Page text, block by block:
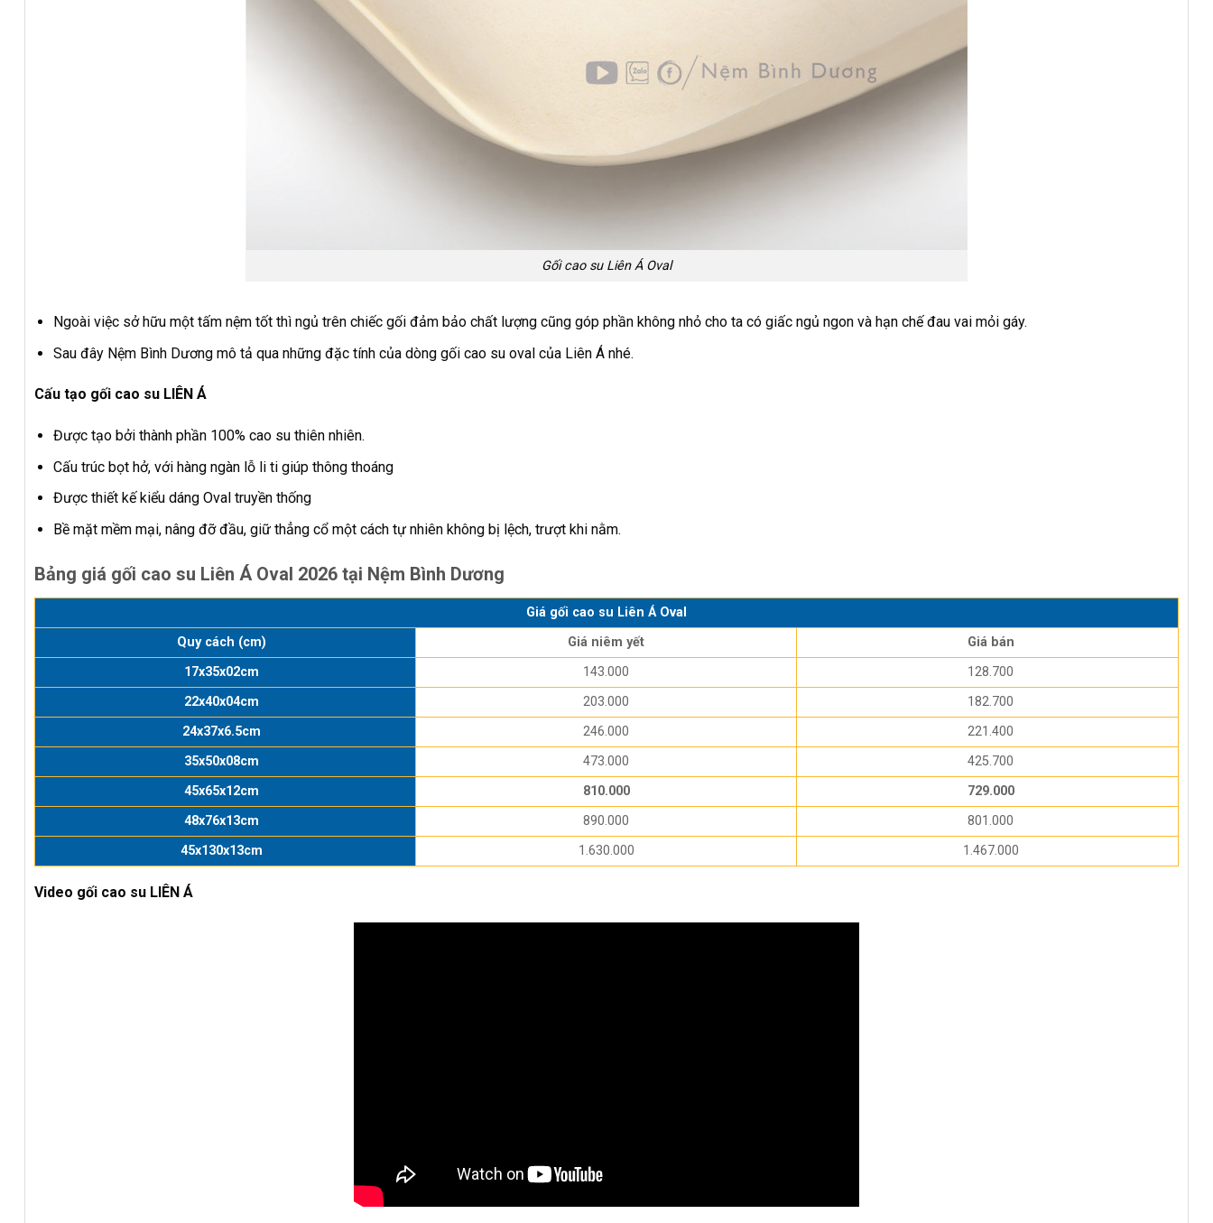
Gối cao su Liên Á Oval
Ngoài việc sở hữu một tấm nệm tốt thì ngủ trên chiếc gối đảm bảo chất lượng cũng góp phần không nhỏ cho ta có giấc ngủ ngon và hạn chế đau vai mỏi gáy.
Sau đây Nệm Bình Dương mô tả qua những đặc tính của dòng gối cao su oval của Liên Á nhé.
Cấu tạo gối cao su LIÊN Á
Được tạo bởi thành phần 100% cao su thiên nhiên.
Cấu trúc bọt hở, với hàng ngàn lỗ li ti giúp thông thoáng
Được thiết kế kiểu dáng Oval truyền thống
Bề mặt mềm mại, nâng đỡ đầu, giữ thẳng cổ một cách tự nhiên không bị lệch, trượt khi nằm.
Bảng giá gối cao su Liên Á Oval 2026 tại Nệm Bình Dương
Giá gối cao su Liên Á Oval
Quy cách (cm)
Giá niêm yết
Giá bán
17x35x02cm
143.000
128.700
22x40x04cm
203.000
182.700
24x37x6.5cm
246.000
221.400
35x50x08cm
473.000
425.700
45x65x12cm
810.000
729.000
48x76x13cm
890.000
801.000
45x130x13cm
1.630.000 1.467.000
Video gối cao su LIÊN Á